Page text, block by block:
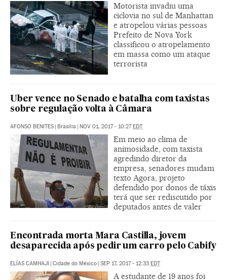
Motorista invadiu uma
ciclovia no sul de Manhattan
e atropelou várias pessoas
Prefeito de Nova York
classificou o atropelamento
em massa como um ataque
terrorista
Uber vence no Senado e batalha com taxistas
sobre regulação volta à Câmara
AFONSO BENITES | Brasília | NOV 01, 2017 - 10:27EDT
Em meio ao clima de
animosidade, com taxista
agredindo diretor da
empresa, senadores mudam
texto Agora, projeto
defendido por donos de táxis
terá que ser rediscutido por
deputados antes de valer
Encontrada morta Mara Castilla, jovem
desaparecida após pedir um carro pelo Cabify
ELÍAS CAMHAJI | Cidade do México | SEP 17, 2017 - 12:33 EDT
A estudante de 19 anos foi